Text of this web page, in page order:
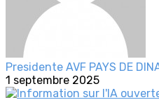
Presidente AVF PAYS DE
1 septembre 2025